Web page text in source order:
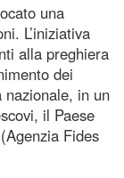
una
L’iniziativa
alla preghiera
dei
nazionale, in un
il Paese
Fides